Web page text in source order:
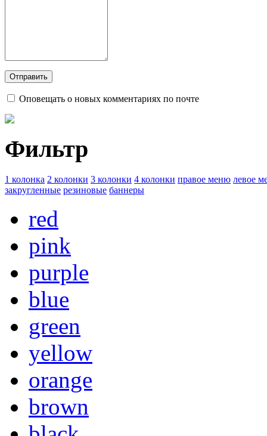
Оповещать о новых комментариях по почте
Фильтр
1 колонка 2 колонки 3 колонки 4 колонки правое меню левое
закругленные резиновые баннеры
red
pink
purple
blue
green
yellow
orange
brown